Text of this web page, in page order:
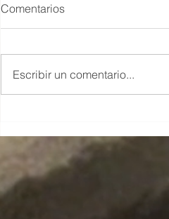
luz en Jaén
Comentarios
Escribir un comentario...